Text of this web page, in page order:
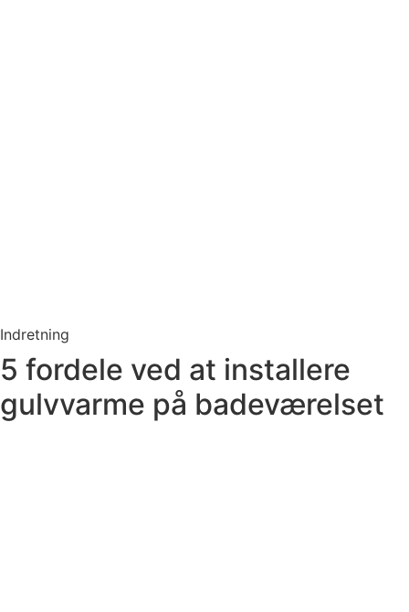
Indretning
5 fordele ved at installere
gulvvarme på badeværelset